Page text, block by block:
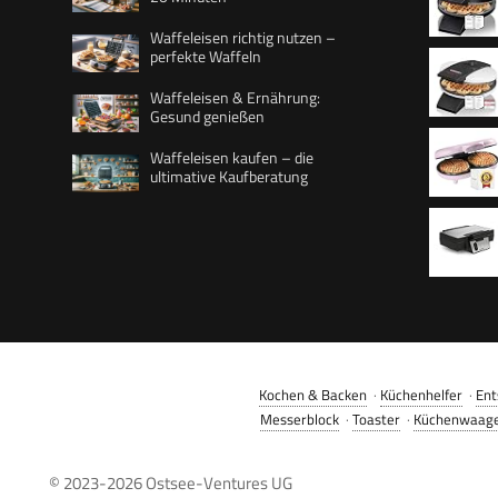
Waffeleisen richtig nutzen –
perfekte Waffeln
Waffeleisen & Ernährung:
Gesund genießen
Waffeleisen kaufen – die
ultimative Kaufberatung
schwarz
Metall
&
Kochen & Backen · Küchenhelfer ·
Messerblock · Toaster ·
© 2023-2026Ostsee-Ventures UG